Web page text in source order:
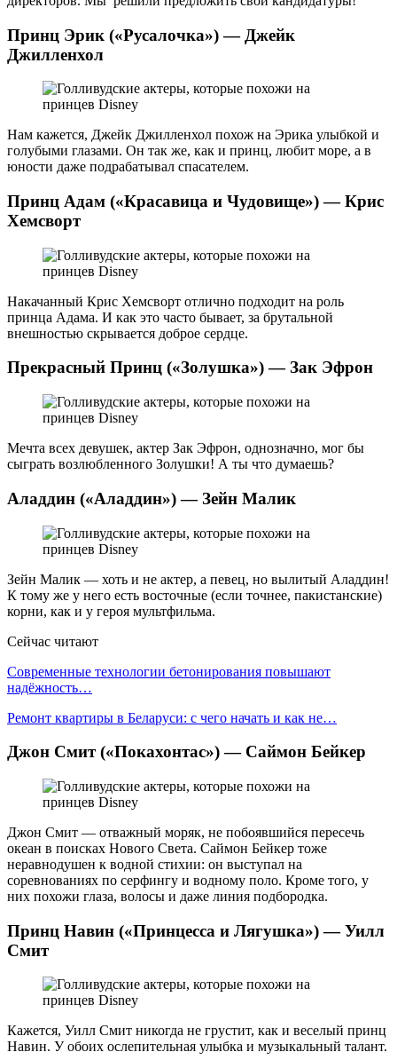
Принц Эрик («Русалочка») — Джейк
Джилленхол
Нам кажется, Джейк Джилленхол похож на Эрика улыбкой и
голубыми глазами. Он так же, как и принц, любит море, а в
юности даже подрабатывал спасателем.
Принц Адам («Красавица и Чудовище») — Крис
Хемсворт
Накачанный Крис Хемсворт отлично подходит на роль
принца Адама. И как это часто бывает, за брутальной
внешностью скрывается доброе сердце.
Прекрасный Принц («Золушка») — Зак Эфрон
Мечта всех девушек, актер Зак Эфрон, однозначно, мог бы
сыграть возлюбленного Золушки! А ты что думаешь?
Аладдин («Аладдин») — Зейн Малик
Зейн Малик — хоть и не актер, а певец, но вылитый Аладдин!
К тому же у него есть восточные (если точнее, пакистанские)
корни, как и у героя мультфильма.
Сейчас читают
Современные технологии бетонирования повышают
надёжность…
Ремонт квартиры в Беларуси: с чего начать и как не…
Джон Смит («Покахонтас») — Саймон Бейкер
Джон Смит — отважный моряк, не побоявшийся пересечь
океан в поисках Нового Света. Саймон Бейкер тоже
неравнодушен к водной стихии: он выступал на
соревнованиях по серфингу и водному поло. Кроме того, у
них похожи глаза, волосы и даже линия подбородка.
Принц Навин («Принцесса и Лягушка») — Уилл
Смит
Кажется, Уилл Смит никогда не грустит, как и веселый принц
Навин. У обоих ослепительная улыбка и музыкальный талант.